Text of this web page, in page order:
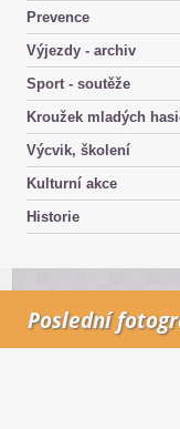
Prevence
Výjezdy - archiv
Sport - soutěže
Kroužek mladých
Výcvik, školení
Kulturní akce
Historie
Poslední